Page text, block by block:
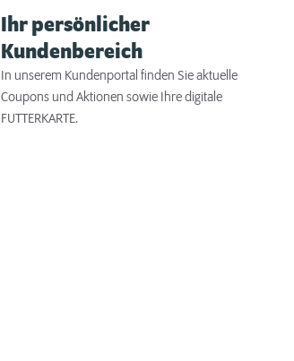
Ihr persönlicher
Kundenbereich
In unserem Kundenportal finden Sie aktuelle
Coupons und Aktionen sowie Ihre digitale
FUTTERKARTE.